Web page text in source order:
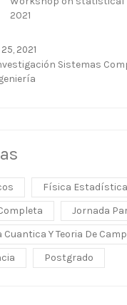
2021
2021
Sistemas
Física Estadística
Jornada
Cuantica Y Teoria De
Postgrado